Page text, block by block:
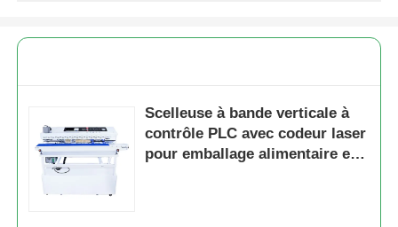
Scelleuse à bande verticale à
contrôle PLC avec codeur laser
pour emballage alimentaire en